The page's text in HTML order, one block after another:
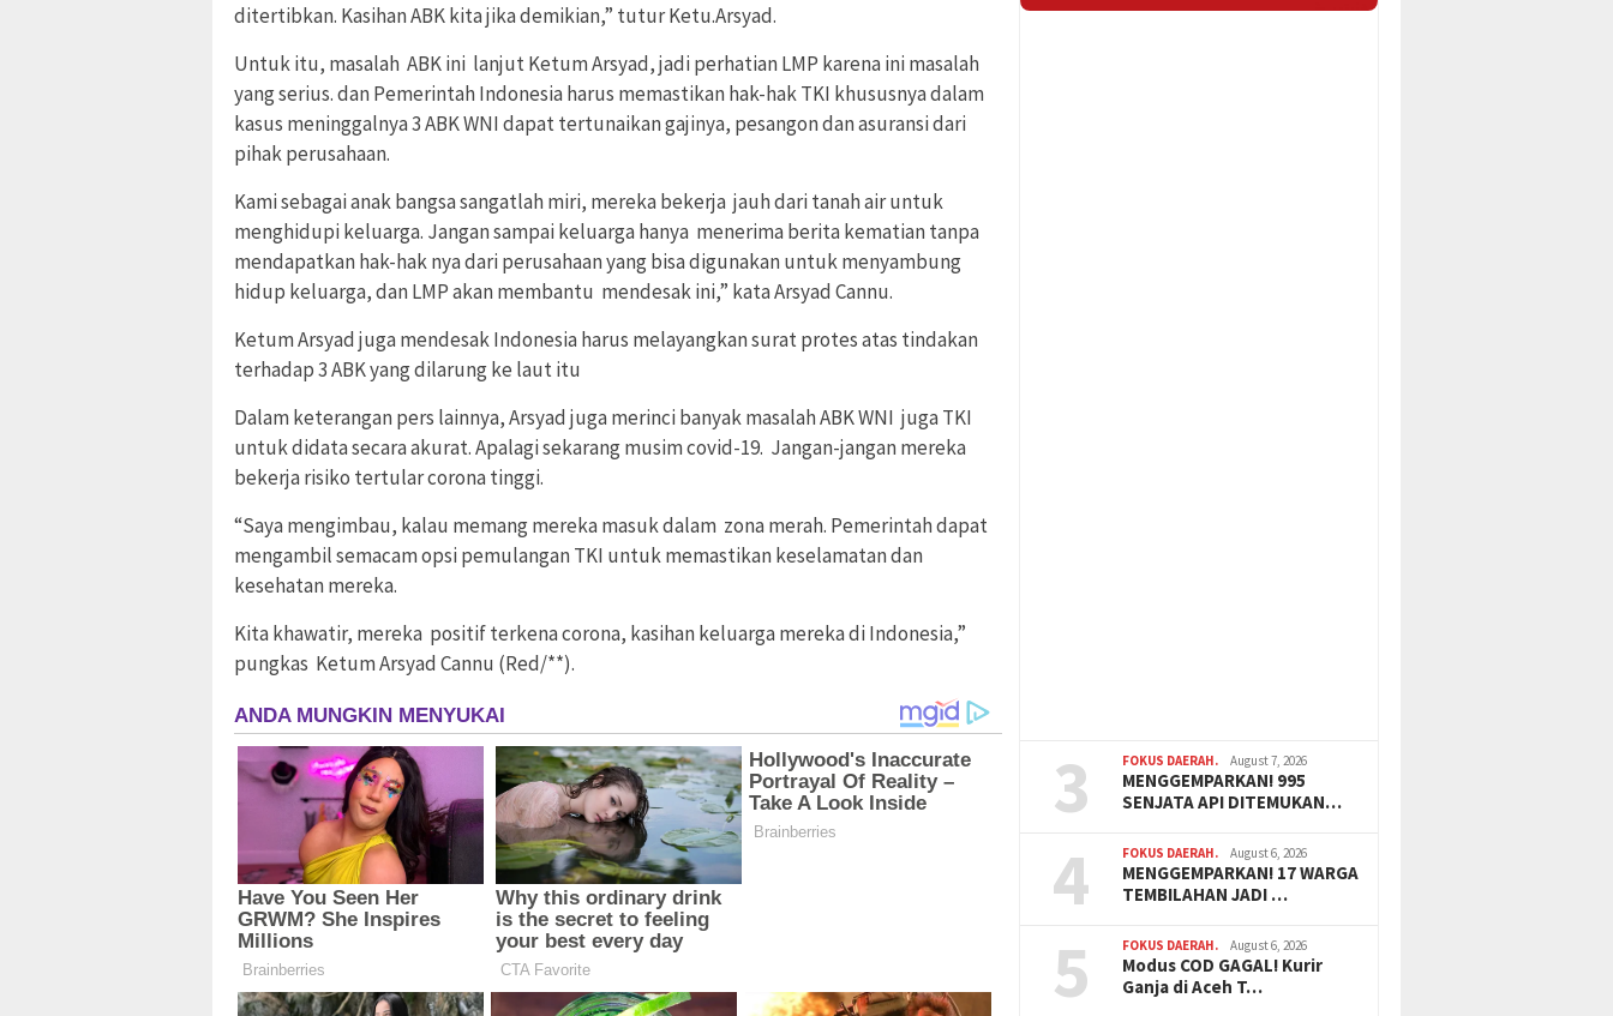
ditertibkan. Kasihan ABK kita jika demikian,” tutur Ketu.Arsyad.
Untuk itu, masalah ABK ini lanjut Ketum Arsyad, jadi perhatian LMP karena ini masalah
yang serius. dan Pemerintah Indonesia harus memastikan hak-hak TKI khususnya dalam
kasus meninggalnya 3 ABK WNI dapat tertunaikan gajinya, pesangon dan asuransi dari
pihak perusahaan.
Kami sebagai anak bangsa sangatlah miri, mereka bekerja jauh dari tanah air untuk
menghidupi keluarga. Jangan sampai keluarga hanya menerima berita kematian tanpa
mendapatkan hak-hak nya dari perusahaan yang bisa digunakan untuk menyambung
hidup keluarga, dan LMP akan membantu mendesak ini,” kata Arsyad Cannu.
Ketum Arsyad juga mendesak Indonesia harus melayangkan surat protes atas tindakan
terhadap 3 ABK yang dilarung ke laut itu
Dalam keterangan pers lainnya, Arsyad juga merinci banyak masalah ABK WNI juga TKI
untuk didata secara akurat. Apalagi sekarang musim covid-19. Jangan-jangan mereka
bekerja risiko tertular corona tinggi.
“Saya mengimbau, kalau memang mereka masuk dalam zona merah. Pemerintah dapat
mengambil semacam opsi pemulangan TKI untuk memastikan keselamatan dan
kesehatan mereka.
Kita khawatir, mereka positif terkena corona, kasihan keluarga mereka di Indonesia,”
pungkas Ketum Arsyad Cannu (Red/**).
3 FOKUS DAERAH. August 7, 2026
MENGGEMPARKAN! 995
SENJATA API DITEMUKAN…
4 FOKUS DAERAH. August 6, 2026
MENGGEMPARKAN! 17 WARGA
TEMBILAHAN JADI …
5 FOKUS DAERAH. August 6, 2026
Modus COD GAGAL! Kurir
Ganja di Aceh T…